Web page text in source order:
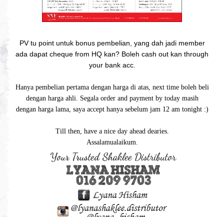
PV tu point untuk bonus pembelian, yang dah jadi member
ada dapat cheque from HQ kan? Boleh cash out kan through
your bank acc.
Hanya pembelian pertama dengan harga di atas, next time boleh beli
dengan harga ahli. Segala order and payment by today masih
dengan harga lama, saya accept hanya sebelum jam 12 am tonight :)
Till then, have a nice day ahead dearies.
Assalamualaikum.